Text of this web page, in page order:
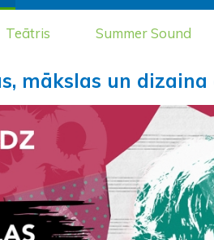
Teātris Summer Sound
mākslas un